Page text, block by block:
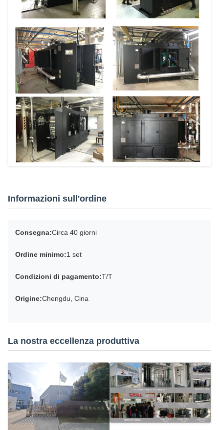
Informazioni sull'ordine
Consegna:Circa 40 giorni
Ordine minimo:1 set
Condizioni di pagamento:T/T
Origine:Chengdu, Cina
La nostra eccellenza produttiva